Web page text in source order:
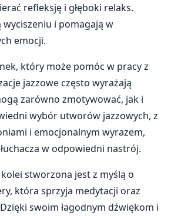
refleksję i głęboki relaks.
i pomagają w
emocji.
który może pomóc w pracy z
jazzowe często wyrażają
zarówno zmotywować, jak i
wybór utworów jazzowych, z
i emocjonalnym wyrazem,
w odpowiedni nastrój.
stworzona jest z myślą o
która sprzyja medytacji oraz
swoim łagodnym dźwiękom i